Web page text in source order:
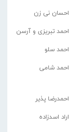
احسان نی زن
احمد تبریزی و آرسن
احمد سلو
احمد شامی
احمدرضا پذیر
اراد اسدزاده